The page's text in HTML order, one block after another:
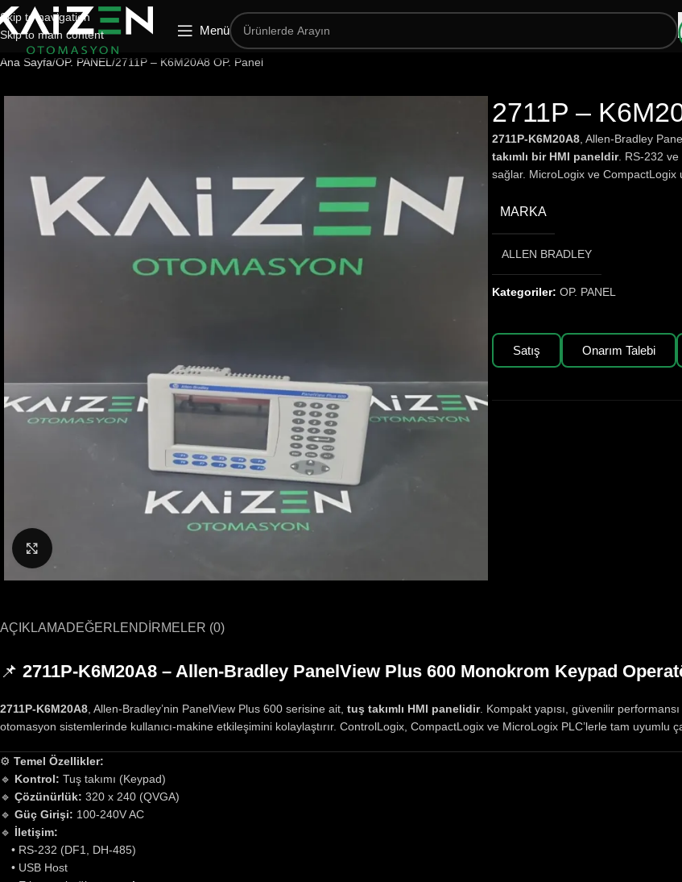
Skip to navigation
Skip to main content
Menü
Ana Sayfa OP. PANEL 2711P – K6M20A8 OP. Panel
2711P –
2711P-K6M20A8 , Allen-Bradley
takımlı bir HMI paneldir. RS-232 ve
sağlar. MicroLogix ve CompactLogix
MARKA
ALLEN BRADLEY
Kategoriler: OP. PANEL
Satış Onarım Talebi
AÇIKLAMADEĞERLENDIRMELER (0)
📌 2711P-K6M20A8 – Allen-Bradley PanelView Plus 600 Monokrom Keypad
2711P-K6M20A8 , Allen-Bradley’nin PanelView Plus 600 serisine ait, tuş takımlı HMI panelidir. Kompakt yapısı, güvenilir
otomasyon sistemlerinde kullanıcı-makine etkileşimini kolaylaştırır. ControlLogix, CompactLogix ve MicroLogix PLC’lerle tam uyumlu
⚙ Temel Özellikler:
🔹 Kontrol: Tuş takımı (Keypad)
🔹 Çözünürlük: 320 x 240 (QVGA)
🔹 Güç Girişi: 100-240V AC
🔹 İletişim:
• RS-232 (DF1, DH-485)
• USB Host